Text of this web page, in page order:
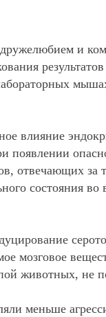
и
влияние
отвечающих за
состояния
мозговое
животных, не
меньше